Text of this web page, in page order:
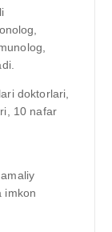
doktorlari,
10 nafar
imkon